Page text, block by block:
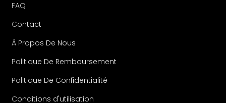
FAQ
Contact
À Propos De Nous
Politique De Remboursement
Politique De Confidentialité
Conditions d'utilisation